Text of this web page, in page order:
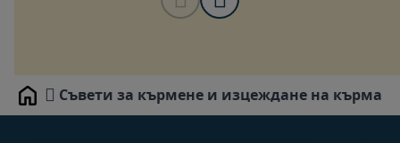
Home Съвети за кърмене и изцеждане на кърма